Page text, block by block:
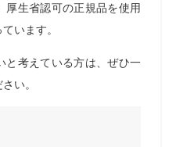
厚生省認可の正規品を使用
います。
と考えている方は、ぜひ一
い。